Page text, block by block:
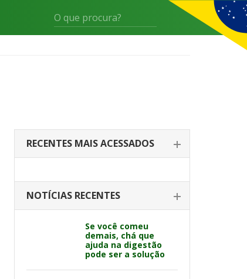
RECENTES MAIS ACESSADOS
NOTÍCIAS RECENTES
Se você comeu
demais, chá que
ajuda na digestão
pode ser a solução